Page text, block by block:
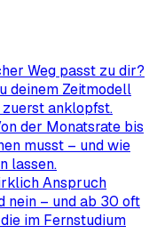
Weg passt zu dir?
deinem Zeitmodell
zuerst anklopfst.
der Monatsrate bis
musst – und wie
lassen.
Anspruch
nein – und ab 30 oft
im Fernstudium